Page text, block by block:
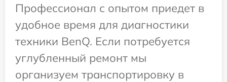
Профессионал с опытом приедет в
удобное время для диагностики
техники BenQ. Если потребуется
углубленный ремонт мы
организуем транспортировку в